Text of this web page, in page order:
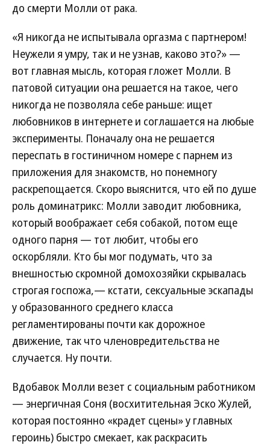
до смерти Молли от рака.
«Я никогда не испытывала оргазма с партнером!
Неужели я умру, так и не узнав, каково это?» —
вот главная мысль, которая гложет Молли. В
патовой ситуации она решается на такое, чего
никогда не позволяла себе раньше: ищет
любовников в интернете и соглашается на любые
эксперименты. Поначалу она не решается
переспать в гостиничном номере с парнем из
приложения для знакомств, но понемногу
раскрепощается. Скоро выяснится, что ей по душе
роль доминатрикс: Молли заводит любовника,
который воображает себя собакой, потом еще
одного парня — тот любит, чтобы его
оскорбляли. Кто бы мог подумать, что за
внешностью скромной домохозяйки скрывалась
строгая госпожа,— кстати, сексуальные эскапады
у образованного среднего класса
регламентированы почти как дорожное
движение, так что членовредительства не
случается. Ну почти.
Вдобавок Молли везет с социальным работником
— энергичная Соня (восхитительная Эско Жулей,
которая постоянно «крадет сцены» у главных
героинь) быстро смекает, как раскрасить